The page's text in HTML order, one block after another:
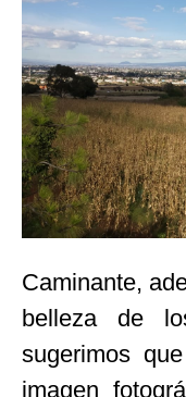
Caminante,
belleza de
sugerimos
imagen